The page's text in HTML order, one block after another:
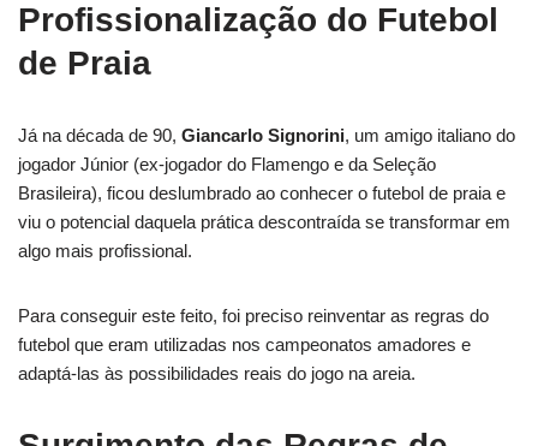
Profissionalização do Futebol
de Praia
Já na década de 90, Giancarlo Signorini, um amigo italiano do
jogador Júnior (ex-jogador do Flamengo e da Seleção
Brasileira), ficou deslumbrado ao conhecer o futebol de praia e
viu o potencial daquela prática descontraída se transformar em
algo mais profissional.
Para conseguir este feito, foi preciso reinventar as regras do
futebol que eram utilizadas nos campeonatos amadores e
adaptá-las às possibilidades reais do jogo na areia.